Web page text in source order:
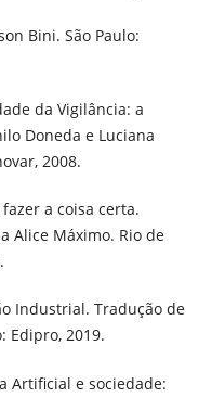
Bini. São Paulo:
da Vigilância: a
Doneda e Luciana
2008.
fazer a coisa certa.
Alice Máximo. Rio de
Industrial. Tradução de
Edipro, 2019.
Artificial e sociedade: